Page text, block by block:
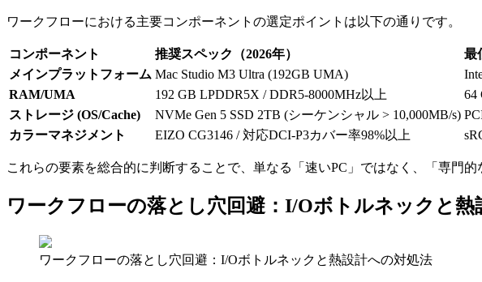
ワークフローにおける主要コンポーネントの選定ポイントは以下の通りです。
コンポーネント 推奨スペック（2026年） 最
メインプラットフォーム Mac Studio M3 Ultra (192GB UMA)
RAM/UMA
192 GB LPDDR5X / DDR5-8000MHz以上 64
ストレージ (OS/Cache)
NVMe Gen 5 SSD 2TB (シーケンシャル > 10,000MB/s)
カラーマネジメント
EIZO CG3146 / 対応DCI-P3カバー率98%以上
これらの要素を総合的に判断することで、単なる「速いPC」ではなく、「専門
ワークフローの落とし穴回避：I/Oボトルネックと熱
ワークフローの落とし穴回避：I/Oボトルネックと熱設計への対処法